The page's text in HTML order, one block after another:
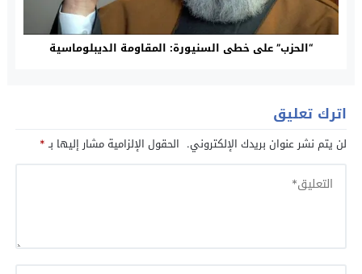
“الحزب” على خطى السنيورة: المقاومة الديبلوماسية
اترك تعليق
لن يتم نشر عنوان بريدك الإلكتروني. الحقول الإلزامية مشار إليها بـ*